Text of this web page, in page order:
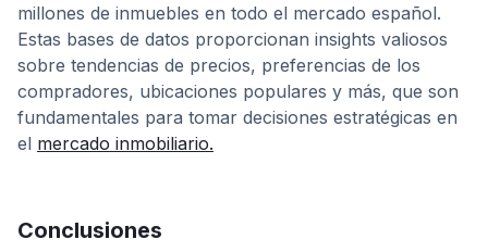
millones de inmuebles en todo el mercado español.
Estas bases de datos proporcionan insights valiosos
sobre tendencias de precios, preferencias de los
compradores, ubicaciones populares y más, que son
fundamentales para tomar decisiones estratégicas en
el mercado inmobiliario.
Conclusiones